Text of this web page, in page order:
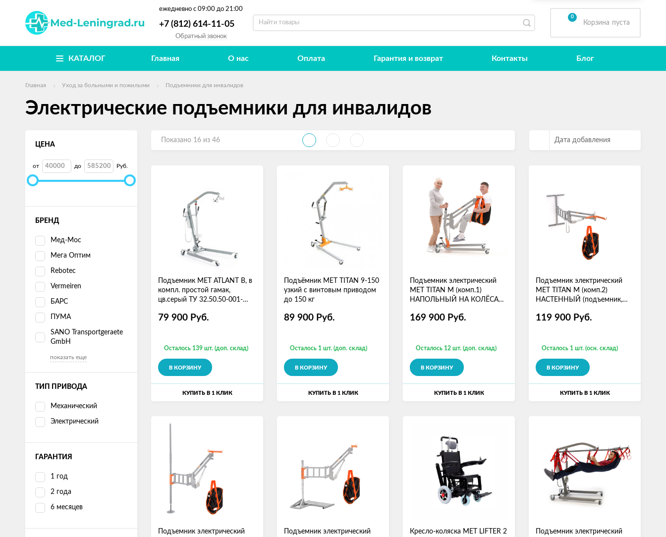
ежедневно с 09:00 до 21:00
+7 (812) 614-11-05
Обратный звонок
0
Корзина пуста
КАТАЛОГ Главная О нас Оплата Гарантия и возврат Контакты Блог
Главная Уход за больными и пожилыми Подъемники для инвалидов
Электрические подъемники для инвалидов
ЦЕНА
от до Руб.
БРЕНД
Мед-Мос
Мега Оптим
Rebotec
Vermeiren
БАРС
ПУМА
SANO Transportgeraete
GmbH
показать еще
ТИП ПРИВОДА
Механический
Электрический
ГАРАНТИЯ
1 год
2 года
6 месяцев
Показано 16 из 46 Дата добавления
Подъемник MET ATLANT B, в
компл. простой гамак,
цв.серый ТУ 32.50.50-001-
79 900 Руб.
Осталось 139 шт. (доп. склад)
В КОРЗИНУ
КУПИТЬ В 1 КЛИК
Подъёмник MET TITAN 9-150
узкий с винтовым приводом
до 150 кг
89 900 Руб.
Осталось 1 шт. (доп. склад)
В КОРЗИНУ
КУПИТЬ В 1 КЛИК
Подъемник электрический
MET TITAN M (комп.1)
НАПОЛЬНЫЙ НА КОЛЁСАХ
подвес)
169 900 Руб.
Осталось 12 шт. (доп. склад)
В КОРЗИНУ
КУПИТЬ В 1 КЛИК
Подъемник электрический
MET TITAN M (комп.2)
НАСТЕННЫЙ (подъемник,
подвес)
119 900 Руб.
Осталось 1 шт. (осн. склад)
В КОРЗИНУ
КУПИТЬ В 1 КЛИК
Подъемник электрический
Подъемник электрический
Кресло-коляска MET LIFTER 2
Подъемник электрический